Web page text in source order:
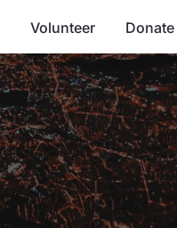
Volunteer Donate